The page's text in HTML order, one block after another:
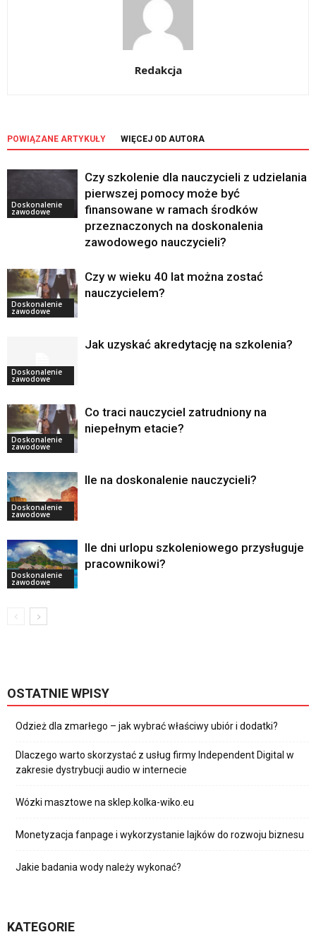
Redakcja
POWIĄZANE ARTYKUŁY WIĘCEJ OD AUTORA
Doskonalenie
zawodowe
Czy szkolenie dla nauczycieli z udzielania
pierwszej pomocy może być
finansowane w ramach środków
przeznaczonych na doskonalenia
zawodowego nauczycieli?
Doskonalenie
zawodowe
Czy w wieku 40 lat można zostać
nauczycielem?
Doskonalenie
zawodowe
Jak uzyskać akredytację na szkolenia?
Doskonalenie
zawodowe
Co traci nauczyciel zatrudniony na
niepełnym etacie?
Doskonalenie
zawodowe
Ile na doskonalenie nauczycieli?
Doskonalenie
zawodowe
Ile dni urlopu szkoleniowego przysługuje
pracownikowi?
OSTATNIE WPISY
Odzież dla zmarłego – jak wybrać właściwy ubiór i dodatki?
Dlaczego warto skorzystać z usług firmy Independent Digital w
zakresie dystrybucji audio w internecie
Wózki masztowe na sklep.kolka-wiko.eu
Monetyzacja fanpage i wykorzystanie lajków do rozwoju biznesu
Jakie badania wody należy wykonać?
KATEGORIE